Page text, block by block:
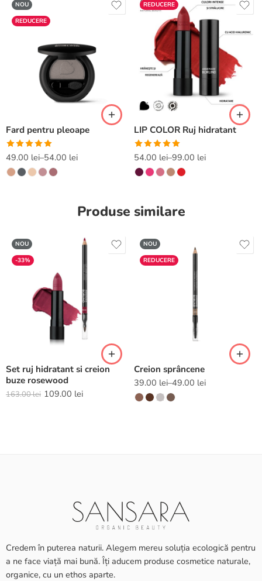
NOU
REDUCERE
Fard pentru pleoape
Evaluat la
5.00din 5
49.00 lei–54.00 lei
REDUCERE
LIP COLOR Ruj hidratant
Evaluat la
5.00din 5
54.00 lei–99.00 lei
Produse similare
NOU
-33%
Set ruj hidratant si creion
buze rosewood
163.00lei 109.00 lei
NOU
REDUCERE
Creion sprâncene
39.00 lei–49.00 lei
Credem în puterea naturii. Alegem mereu soluția ecologică pentru
a ne face viață mai bună. Îți aducem produse cosmetice naturale,
organice, cu un ethos aparte.